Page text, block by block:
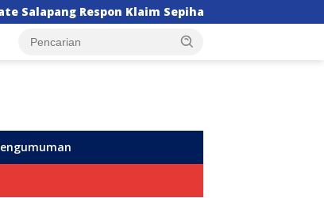
Tekankan Jalur Musyawarah, Ingatkan Soal